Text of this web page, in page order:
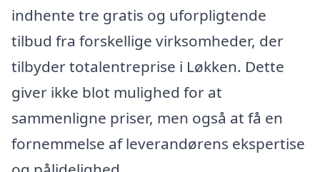
indhente tre gratis og uforpligtende
tilbud fra forskellige virksomheder, der
tilbyder totalentreprise i Løkken. Dette
giver ikke blot mulighed for at
sammenligne priser, men også at få en
fornemmelse af leverandørens ekspertise